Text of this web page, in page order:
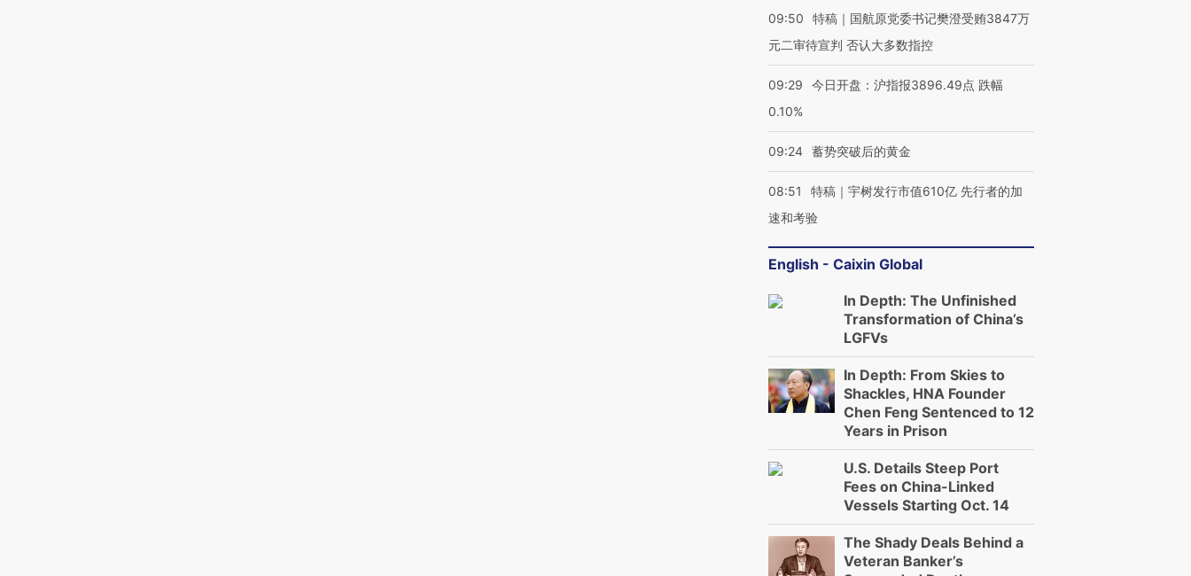
09:50
特稿｜国航原党委书记樊澄受贿3847万
元二审待宣判 否认大多数指控
09:29
今日开盘：沪指报3896.49点 跌幅
0.10%
09:24 蓄势突破后的黄金
08:51
特稿｜宇树发行市值610亿 先行者的加
速和考验
English - Caixin Global
In Depth: The Unfinished
Transformation of China’s
LGFVs
In Depth: From Skies to
Shackles, HNA Founder
Chen Feng Sentenced to 12
Years in Prison
U.S. Details Steep Port
Fees on China-Linked
Vessels Starting Oct. 14
The Shady Deals Behind a
Veteran Banker’s